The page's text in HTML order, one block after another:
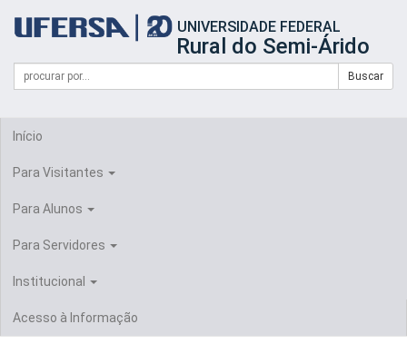
portal
UFERSA
UNIVERSIDADE FEDERAL
Rural do Semi-Árido
Formulário
Busca
Campo
de
Buscar
Início
Para Visitantes
Para Alunos
Para Servidores
Institucional
Acesso à Informação